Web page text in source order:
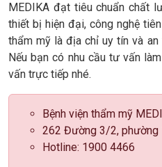
MEDIKA đạt tiêu chuẩn chất
thiết bị hiện đại, công nghệ
thẩm mỹ là địa chỉ uy tín và an
Nếu bạn có nhu cầu tư vấn
vấn trực tiếp nhé.
Bệnh viện thẩm mỹ
262 Đường 3/2, phường
Hotline: 1900 4466